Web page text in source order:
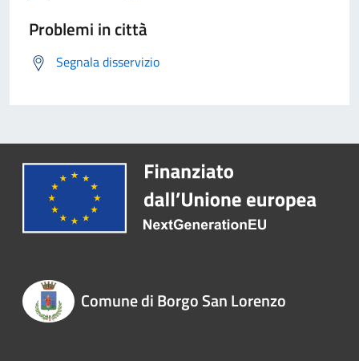
Problemi in città
Segnala disservizio
Comune di Borgo San Lorenzo